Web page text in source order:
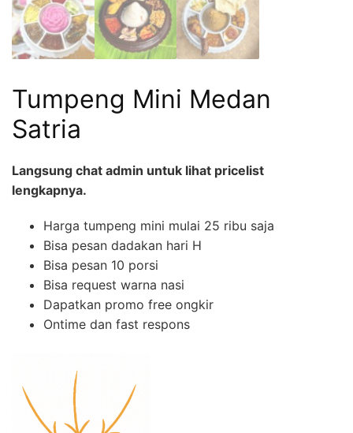
Tumpeng Mini Medan
Satria
Langsung chat admin untuk lihat pricelist
lengkapnya.
Harga tumpeng mini mulai 25 ribu saja
Bisa pesan dadakan hari H
Bisa pesan 10 porsi
Bisa request warna nasi
Dapatkan promo free ongkir
Ontime dan fast respons